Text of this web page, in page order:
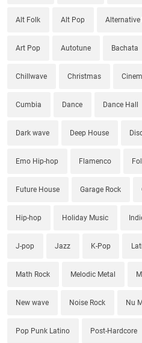
Alt Folk Alt Pop Alternative
Art Pop Autotune Bachata
Chillwave Christmas
Cumbia Dance Dance Hall
Dark wave Deep House
Emo Hip-hop Flamenco
Future House Garage Rock
Hip-hop Holiday Music
J-pop Jazz K-Pop
Math Rock Melodic Metal
New wave Noise Rock Nu
Pop Punk Latino Post-Hardcore